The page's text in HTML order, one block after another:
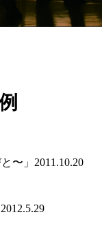
〜」2011.10.20